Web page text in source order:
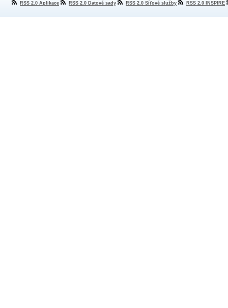
RSS 2.0 Aplikace
RSS 2.0 Datové sady RSS 2.0 Síťové služby RSS 2.0 INSPIRE